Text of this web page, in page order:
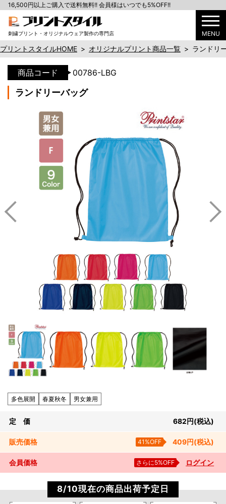
刺繍プリント・オリジナルウェア製作の専門店 MENU
16,500円以上ご購入で送料無料!! 会員様はいつでも5%OFF!!
プリントスタイルHOME > オリジナルプリント商品一覧 > ランドリ
商品コード 00786-LBG
ランドリーバッグ
多色展開 春夏秋冬 男女兼用
定 価 682 円(税込)
販売価格 41%OFF 409円(税込)
会員価格 さらに5%OFF ログイン
8/10現在の商品出荷予定日